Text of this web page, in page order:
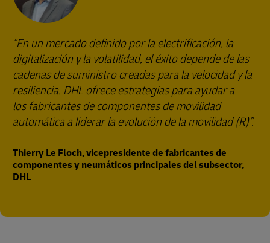
“En un mercado definido por la electrificación, la
digitalización y la volatilidad, el éxito depende de las
cadenas de suministro creadas para la velocidad y la
resiliencia. DHL ofrece estrategias para ayudar a
los fabricantes de componentes de movilidad
automática a liderar la evolución de la movilidad (R)”.
Thierry Le Floch, vicepresidente de fabricantes de
componentes y neumáticos principales del subsector,
DHL